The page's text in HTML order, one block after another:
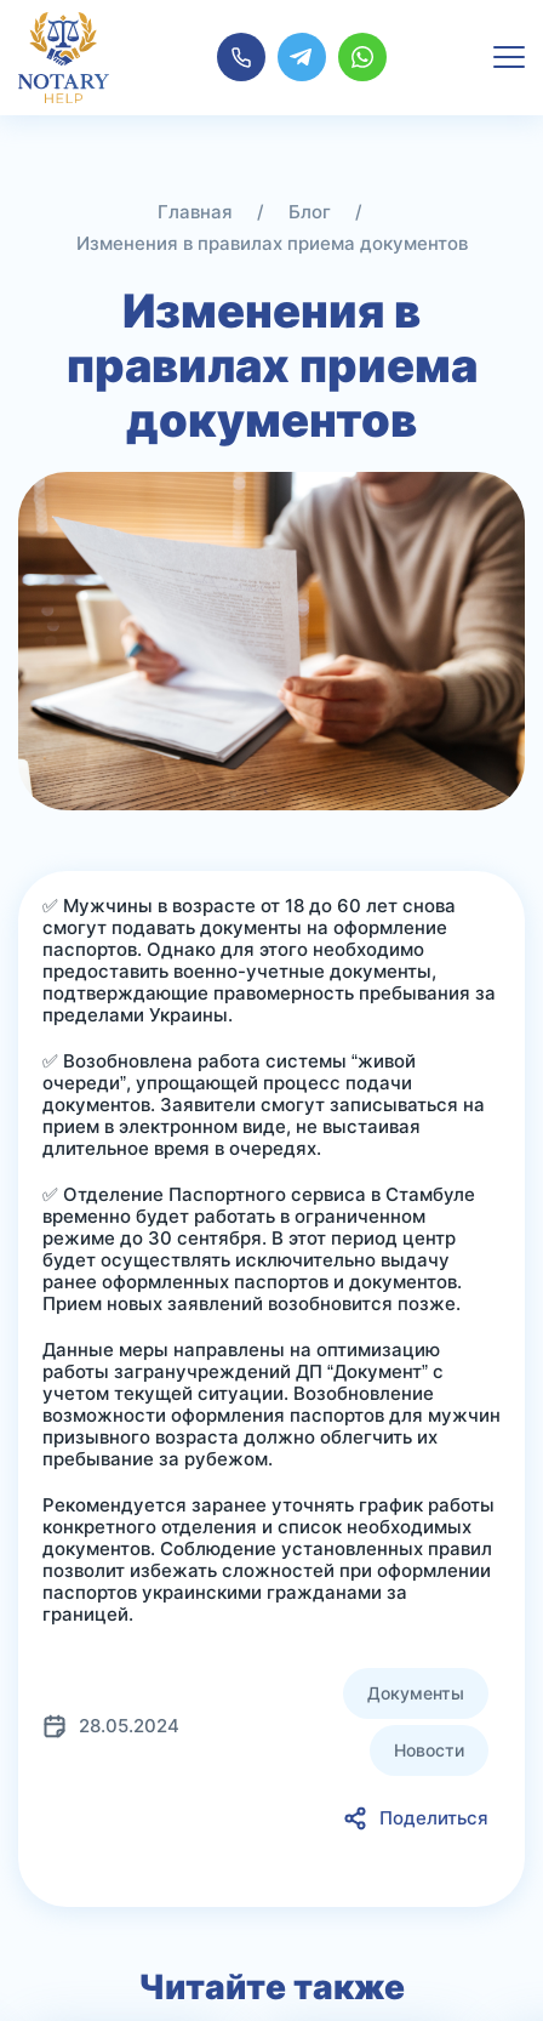
Перейти
содержимому
Главная / Блог
/
Изменения в правилах приема документов
Изменения в
правилах приема
документов
✅ Мужчины в возрасте от 18 до 60 лет снова
смогут подавать документы на оформление
паспортов. Однако для этого необходимо
предоставить военно-учетные документы,
подтверждающие правомерность пребывания за
пределами Украины.
✅ Возобновлена работа системы “живой
очереди”, упрощающей процесс подачи
документов. Заявители смогут записываться на
прием в электронном виде, не выстаивая
длительное время в очередях.
✅ Отделение Паспортного сервиса в Стамбуле
временно будет работать в ограниченном
режиме до 30 сентября. В этот период центр
будет осуществлять исключительно выдачу
ранее оформленных паспортов и документов.
Прием новых заявлений возобновится позже.
Данные меры направлены на оптимизацию
работы загранучреждений ДП “Документ” с
учетом текущей ситуации. Возобновление
возможности оформления паспортов для мужчин
призывного возраста должно облегчить их
пребывание за рубежом.
Рекомендуется заранее уточнять график работы
конкретного отделения и список необходимых
документов. Соблюдение установленных правил
позволит избежать сложностей при оформлении
паспортов украинскими гражданами за
границей.
28.05.2024
Документы
Новости
Поделиться
Читайте также